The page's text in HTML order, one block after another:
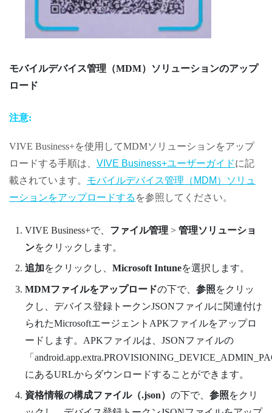
モバイルデバイス管理（MDM）ソリューションのアップ
ロード
注意:
VIVE Business+を使用してMDMソリューションをアップ
ロードする手順は、 VIVE Business+ユーザーガイドに記
載されています。 モバイルデバイス管理（MDM）ソリュ
ーションをアップロードする を参照してください。
VIVE Business+で、 ファイル管理 > 管理ソリューショ
ンをクリックします。
追加をクリックし、 Microsoft Intuneを選択します。
MDMファイルをアップロードの下で、 参照をクリッ
クし、デバイス登録トークンJSONファイルに関連付け
られたMicrosoftエージェントAPKファイルをアップロ
ードします。APKファイルは、JSONファイルの
「
にあるURLからダウンロードすることができます。
資格情報の構成ファイル（.json） の下で、 参照をクリ